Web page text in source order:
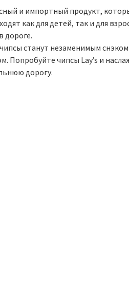
и импортный продукт,
как для детей, так и для
дороге.
станут незаменимым
Попробуйте чипсы Lay’s и
дорогу.